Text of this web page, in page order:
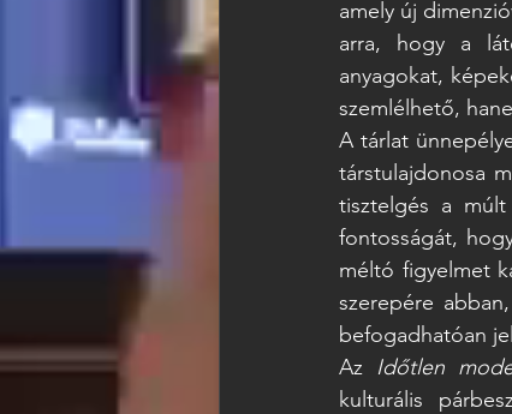
amely új
arra, hogy a
anyagokat,
szemlélhető,
A tárlat
társtulajdonosa
tisztelgés a
fontosságát,
méltó figyelmet
szerepére
befogadhatóan
Az Időtlen
kulturális